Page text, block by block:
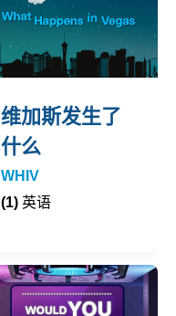
维加斯发生了
什么
WHIV
(1) 英语